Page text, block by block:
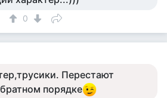
0
Перестают
порядке